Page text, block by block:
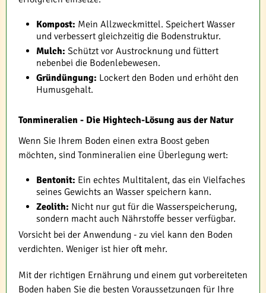
Kompost: Mein Allzweckmittel. Speichert Wasser
und verbessert gleichzeitig die Bodenstruktur.
Mulch: Schützt vor Austrocknung und füttert
nebenbei die Bodenlebewesen.
Gründüngung: Lockert den Boden und erhöht den
Humusgehalt.
Tonmineralien - Die Hightech-Lösung aus der Natur
Wenn Sie Ihrem Boden einen extra Boost geben
möchten, sind Tonmineralien eine Überlegung wert:
Bentonit: Ein echtes Multitalent, das ein Vielfaches
seines Gewichts an Wasser speichern kann.
Zeolith: Nicht nur gut für die Wasserspeicherung,
sondern macht auch Nährstoffe besser verfügbar.
Vorsicht bei der Anwendung - zu viel kann den Boden
verdichten. Weniger ist hier oft mehr.
Mit der richtigen Ernährung und einem gut vorbereiteten
Boden haben Sie die besten Voraussetzungen für Ihre